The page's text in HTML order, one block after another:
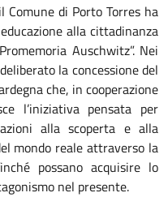
di Porto Torres ha
alla cittadinanza
Auschwitz”. Nei
la concessione del
che, in cooperazione
l’iniziativa pensata per
alla scoperta e alla
mondo reale attraverso la
possano acquisire lo
nel presente.